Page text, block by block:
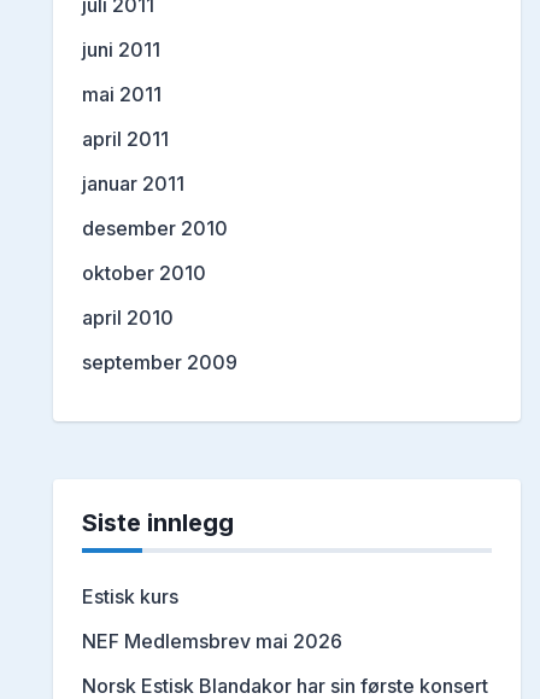
juli 2011
juni 2011
mai 2011
april 2011
januar 2011
desember 2010
oktober 2010
april 2010
september 2009
Siste innlegg
Estisk kurs
NEF Medlemsbrev mai 2026
Norsk Estisk Blandakor har sin første konsert